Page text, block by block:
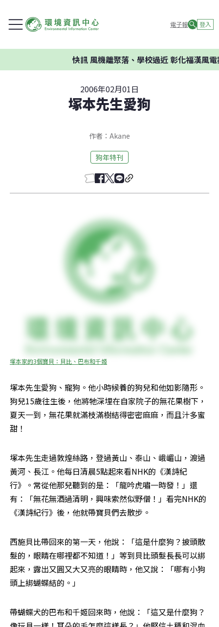
電子報 登入
快訊風機離聚落、學校過近 彰化福漢風電案
2006年02月01日
塚本先生愛狗
作者：Akane
狗年特刊
塚本家的3個寶貝：貝比、巴布和千姬
塚本先生愛狗、寵狗。他小時候養的狗兒和他如影隨形。
狗兒15歲往生後，他將牠深埋在自家院子的無花果樹下，
夏天一到，無花果就滿枝滿樹結得密密麻麻，而且汁多蜜
甜！
塚本先生走過敦煌絲路，登過黃山、泰山、峨嵋山，渡過
黃河、長江。他每日清晨5點起來看NHK的《漢詩紀
行》。常從他那兒聽到的是：「龍吟虎嘯一時發！」還
有：「無花無酒過清明，興味索然似野僧！」看完NHK的
《漢詩紀行》後，他就帶寶貝們去散步。
西施貝比帶回來的第一天，他說：「這是什麼狗？披頭散
髮的，眼睛在哪裡都不知道！」等到貝比頭髮長長可以綁
起來，露出又圓又大又亮的眼睛時，他又說：「哪有小狗
頭上綁蝴蝶結的。」
帶蝴蝶犬的巴布和千姬回來時，他說：「這又是什麼狗？